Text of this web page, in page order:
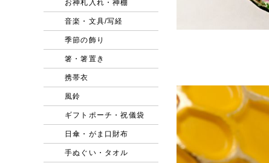
お神札入れ・神棚
音楽・文具/写経
季節の飾り
箸・箸置き
携帯衣
風鈴
ギフトポーチ・祝儀袋
日傘・がま口財布
手ぬぐい・タオル